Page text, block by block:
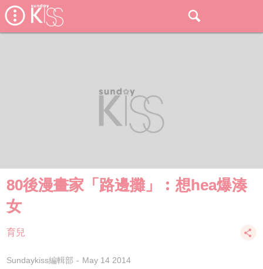
80後漫畫家「路邊攤」︰想hea爆湊
女
育兒
Sundaykiss編輯部 May 14 2014